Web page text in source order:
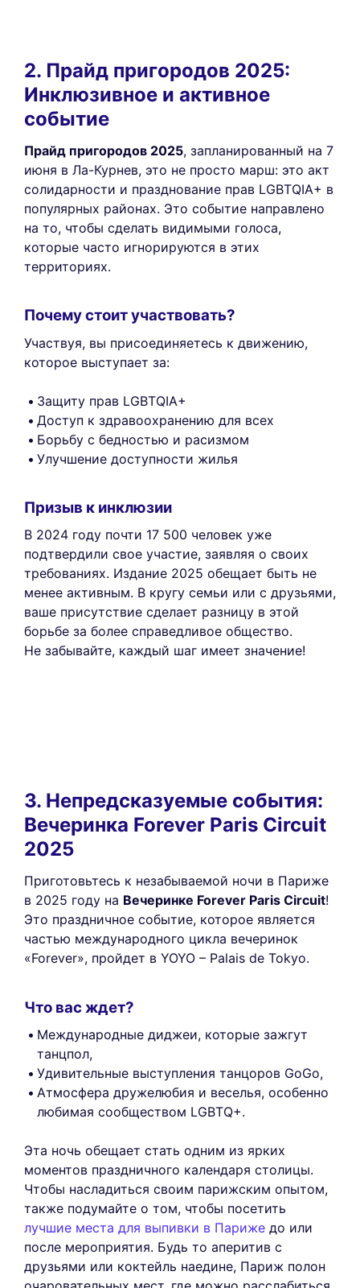
2. Прайд пригородов 2025:
Инклюзивное и активное
событие
Прайд пригородов 2025, запланированный на 7
июня в Ла-Курнев, это не просто марш: это акт
солидарности и празднование прав LGBTQIA+ в
популярных районах. Это событие направлено
на то, чтобы сделать видимыми голоса,
которые часто игнорируются в этих
территориях.
Почему стоит участвовать?
Участвуя, вы присоединяетесь к движению,
которое выступает за:
Защиту прав LGBTQIA+
Доступ к здравоохранению для всех
Борьбу с бедностью и расизмом
Улучшение доступности жилья
Призыв к инклюзии
В 2024 году почти 17 500 человек уже
подтвердили свое участие, заявляя о своих
требованиях. Издание 2025 обещает быть не
менее активным. В кругу семьи или с друзьями,
ваше присутствие сделает разницу в этой
борьбе за более справедливое общество.
Не забывайте, каждый шаг имеет значение!
3. Непредсказуемые события:
Вечеринка Forever Paris Circuit
2025
Приготовьтесь к незабываемой ночи в Париже
в 2025 году на Вечеринке Forever Paris Circuit!
Это праздничное событие, которое является
частью международного цикла вечеринок
«Forever», пройдет в YOYO – Palais de Tokyo.
Что вас ждет?
Международные диджеи, которые зажгут
танцпол,
Удивительные выступления танцоров GoGo,
Атмосфера дружелюбия и веселья, особенно
любимая сообществом LGBTQ+.
Эта ночь обещает стать одним из ярких
моментов праздничного календаря столицы.
Чтобы насладиться своим парижским опытом,
также подумайте о том, чтобы посетить
лучшие места для выпивки в Париже до или
после мероприятия. Будь то аперитив с
друзьями или коктейль наедине, Париж полон